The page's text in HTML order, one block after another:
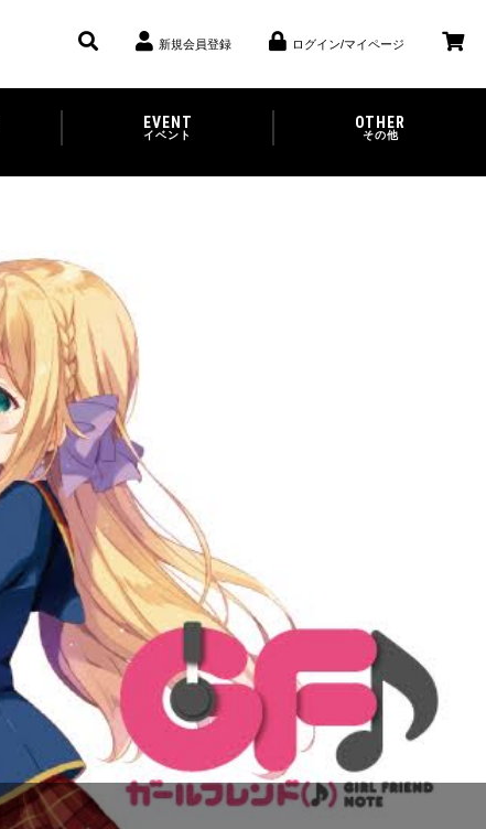
新規会員登録 ログイン/マイページ
EVENT
イベント
OTHER
その他